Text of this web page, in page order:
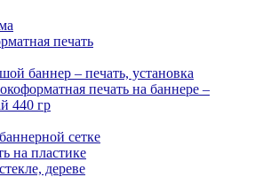
печать
баннер – печать, установка
печать на баннере –
440 гр
сетке
на пластике
дереве